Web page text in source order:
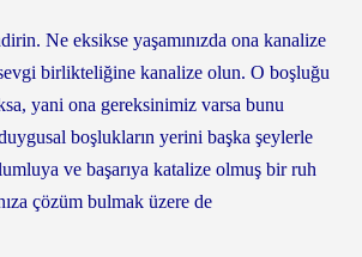
Ne eksikse yaşamınızda ona kanalize
birlikteliğine kanalize olun. O boşluğu
yani ona gereksinimiz varsa bunu
boşlukların yerini başka şeylerle
ve başarıya katalize olmuş bir ruh
çözüm bulmak üzere de